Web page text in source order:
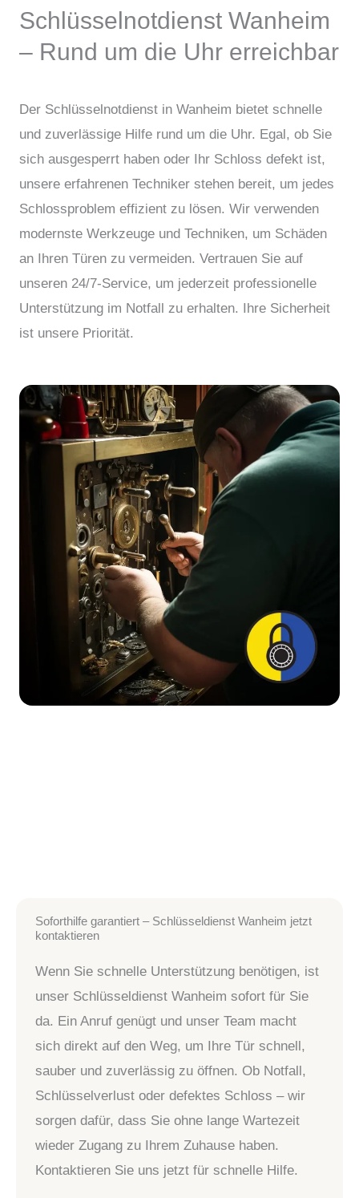
Schlüsselnotdienst Wanheim
– Rund um die Uhr erreichbar
Der Schlüsselnotdienst in Wanheim bietet schnelle
und zuverlässige Hilfe rund um die Uhr. Egal, ob Sie
sich ausgesperrt haben oder Ihr Schloss defekt ist,
unsere erfahrenen Techniker stehen bereit, um jedes
Schlossproblem effizient zu lösen. Wir verwenden
modernste Werkzeuge und Techniken, um Schäden
an Ihren Türen zu vermeiden. Vertrauen Sie auf
unseren 24/7-Service, um jederzeit professionelle
Unterstützung im Notfall zu erhalten. Ihre Sicherheit
ist unsere Priorität.
Soforthilfe garantiert – Schlüsseldienst Wanheim jetzt
kontaktieren
Wenn Sie schnelle Unterstützung benötigen, ist
unser Schlüsseldienst Wanheim sofort für Sie
da. Ein Anruf genügt und unser Team macht
sich direkt auf den Weg, um Ihre Tür schnell,
sauber und zuverlässig zu öffnen. Ob Notfall,
Schlüsselverlust oder defektes Schloss – wir
sorgen dafür, dass Sie ohne lange Wartezeit
wieder Zugang zu Ihrem Zuhause haben.
Kontaktieren Sie uns jetzt für schnelle Hilfe.